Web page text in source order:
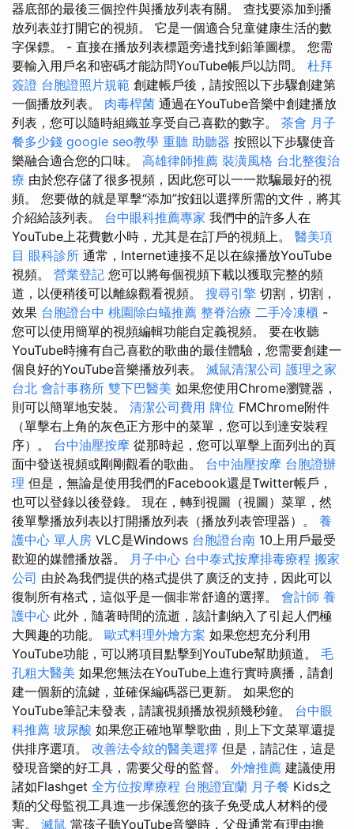
器底部的最後三個控件與播放列表有關。 查找要添加到播
放列表並打開它的視頻。 它是一個適合兒童健康生活的數
字保鏢。 - 直接在播放列表標題旁邊找到鉛筆圖標。 您需
要輸入用戶名和密碼才能訪問YouTube帳戶以訪問。 杜拜
簽證 台胞證照片規範 創建帳戶後，請按照以下步驟創建第
一個播放列表。 肉毒桿菌 通過在YouTube音樂中創建播放
列表，您可以隨時組織並享受自己喜歡的數字。 茶會 月子
餐多少錢 google seo教學 重聽 助聽器 按照以下步驟使音
樂融合適合您的口味。 高雄律師推薦 裝潢風格 台北整復治
療 由於您存儲了很多視頻，因此您可以一一欺騙最好的視
頻。 您要做的就是單擊“添加”按鈕以選擇所需的文件，將其
介紹給該列表。 台中眼科推薦專家 我們中的許多人在
YouTube上花費數小時，尤其是在訂戶的視頻上。 醫美項
目 眼科診所 通常，Internet連接不足以在線播放YouTube
視頻。 營業登記 您可以將每個視頻下載以獲取完整的頻
道，以便稍後可以離線觀看視頻。 搜尋引擎 切割，切割，
效果 台胞證台中 桃園除白蟻推薦 整脊治療 二手冷凍櫃 -
您可以使用簡單的視頻編輯功能自定義視頻。 要在收聽
YouTube時擁有自己喜歡的歌曲的最佳體驗，您需要創建一
個良好的YouTube音樂播放列表。 滅鼠清潔公司 護理之家
台北 會計事務所 雙下巴醫美 如果您使用Chrome瀏覽器，
則可以簡單地安裝。 清潔公司費用 牌位 FMChrome附件
（單擊右上角的灰色正方形中的菜單，您可以到達安裝程
序）。 台中油壓按摩 從那時起，您可以單擊上面列出的頁
面中發送視頻或剛剛觀看的歌曲。 台中油壓按摩 台胞證辦
理 但是，無論是使用我們的Facebook還是Twitter帳戶，
也可以登錄以後登錄。 現在，轉到視圖（視圖）菜單，然
後單擊播放列表以打開播放列表（播放列表管理器）。 養
護中心 單人房 VLC是Windows 台胞證台南 10上用戶最受
歡迎的媒體播放器。 月子中心 台中泰式按摩排毒療程 搬家
公司 由於為我們提供的格式提供了廣泛的支持，因此可以
復制所有格式，這似乎是一個非常舒適的選擇。 會計師 養
護中心 此外，隨著時間的流逝，該計劃納入了引起人們極
大興趣的功能。 歐式料理外燴方案 如果您想充分利用
YouTube功能，可以將項目點擊到YouTube幫助頻道。 毛
孔粗大醫美 如果您無法在YouTube上進行實時廣播，請創
建一個新的流鍵，並確保編碼器已更新。 如果您的
YouTube筆記未發表，請讓視頻播放視頻幾秒鐘。 台中眼
科推薦 玻尿酸 如果您正確地單擊歌曲，則上下文菜單還提
供排序選項。 改善法令紋的醫美選擇 但是，請記住，這是
發現音樂的好工具，需要父母的監督。 外燴推薦 建議使用
諸如Flashget 全方位按摩療程 台胞證宜蘭 月子餐 Kids之
類的父母監視工具進一步保護您的孩子免受成人材料的侵
害。 滅鼠 當孩子聽YouTube音樂時，父母通常有理由擔